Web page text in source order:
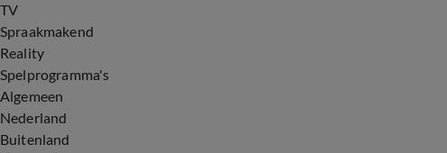
TV
Spraakmakend
Reality
Spelprogramma's
Algemeen
Nederland
Buitenland